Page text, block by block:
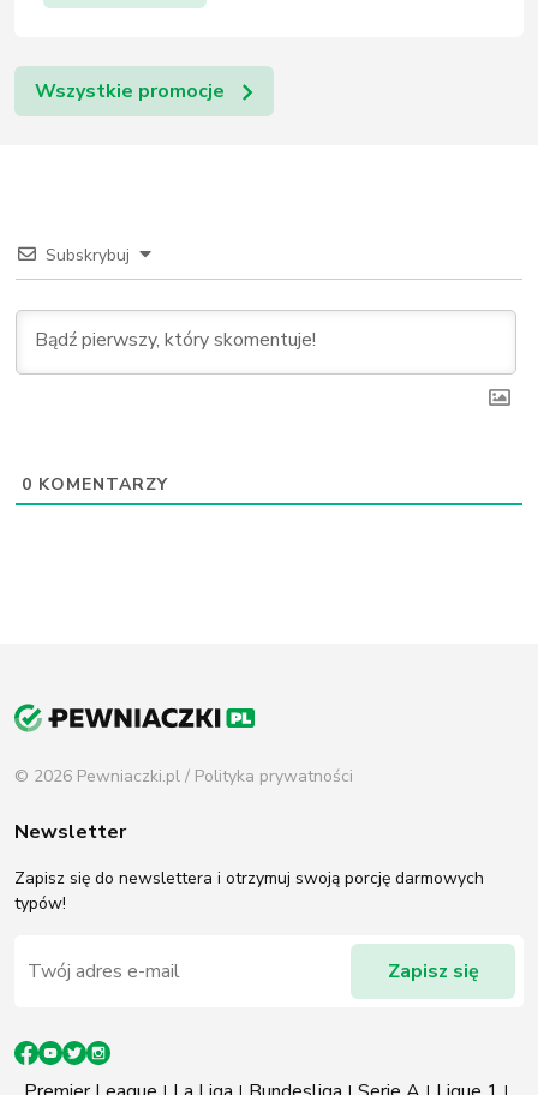
Wszystkie promocje
Subskrybuj
0 KOMENTARZY
© 2026 Pewniaczki.pl / Polityka prywatności
Newsletter
Zapisz się do newslettera i otrzymuj swoją porcję darmowych
typów!